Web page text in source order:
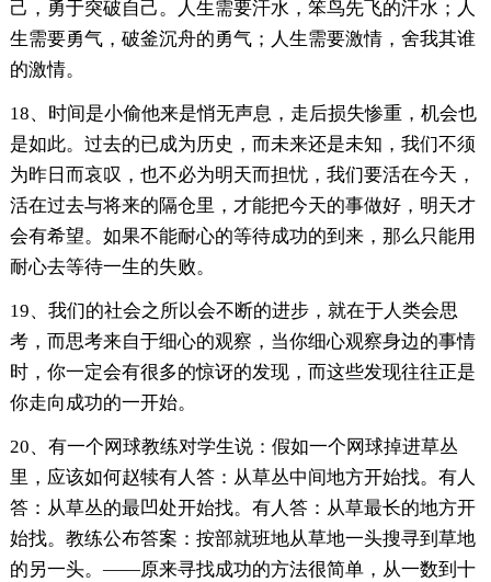
己，勇于突破自己。人生需要汗水，笨鸟先飞的汗水；人
生需要勇气，破釜沉舟的勇气；人生需要激情，舍我其谁
的激情。
18、时间是小偷他来是悄无声息，走后损失惨重，机会也
是如此。过去的已成为历史，而未来还是未知，我们不须
为昨日而哀叹，也不必为明天而担忧，我们要活在今天，
活在过去与将来的隔仓里，才能把今天的事做好，明天才
会有希望。如果不能耐心的等待成功的到来，那么只能用
耐心去等待一生的失败。
19、我们的社会之所以会不断的进步，就在于人类会思
考，而思考来自于细心的观察，当你细心观察身边的事情
时，你一定会有很多的惊讶的发现，而这些发现往往正是
你走向成功的一开始。
20、有一个网球教练对学生说：假如一个网球掉进草丛
里，应该如何赵犊有人答：从草丛中间地方开始找。有人
答：从草丛的最凹处开始找。有人答：从草最长的地方开
始找。教练公布答案：按部就班地从草地一头搜寻到草地
的另一头。——原来寻找成功的方法很简单，从一数到十